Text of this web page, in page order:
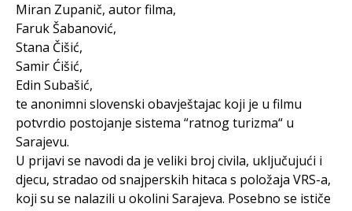
Miran Zupanič, autor filma,
Faruk Šabanović,
Stana Čišić,
Samir Ćišić,
Edin Subašić,
te anonimni slovenski obavještajac koji je u filmu
potvrdio postojanje sistema “ratnog turizma“ u
Sarajevu.
U prijavi se navodi da je veliki broj civila, uključujući i
djecu, stradao od snajperskih hitaca s položaja VRS-a,
koji su se nalazili u okolini Sarajeva. Posebno se ističe